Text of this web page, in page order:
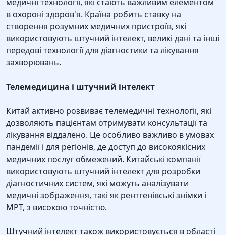
в охороні здоров'я. Країна робить ставку на
створення розумних медичних пристроїв, які
використовують штучний інтелект, великі дані та інші
передові технології для діагностики та лікування
захворювань.
Телемедицина і штучний інтелект
Китай активно розвиває телемедичні технології, які
дозволяють пацієнтам отримувати консультації та
лікування віддалено. Це особливо важливо в умовах
пандемії і для регіонів, де доступ до високоякісних
медичних послуг обмежений. Китайські компанії
використовують штучний інтелект для розробки
діагностичних систем, які можуть аналізувати
медичні зображення, такі як рентгенівські знімки і
МРТ, з високою точністю.
Штучний інтелект також використовується в області